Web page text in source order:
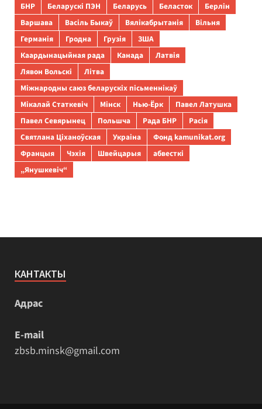
БНР
Беларускі ПЭН Беларусь Беласток
Берлін
Варшава
Васіль Быкаў Вялікабрытанія
Вільня
Германія
Гродна Грузія
ЗША
Каардынацыйная рада
Канада
Латвія
Лявон Вольскі
Літва
Міжнародны саюз беларускіх пісьменнікаў
Мікалай Статкевіч
Мінск Нью-Ёрк
Павел Латушка
Павел Севярынец
Польшча Рада БНР
Расія
Святлана Ціханоўская
Украіна
Фонд kamunikat.org
Францыя
Чэхія Швейцарыя
абвесткі
„Янушкевіч“
КАНТАКТЫ
Адрас
E-mail
zbsb.minsk@gmail.com